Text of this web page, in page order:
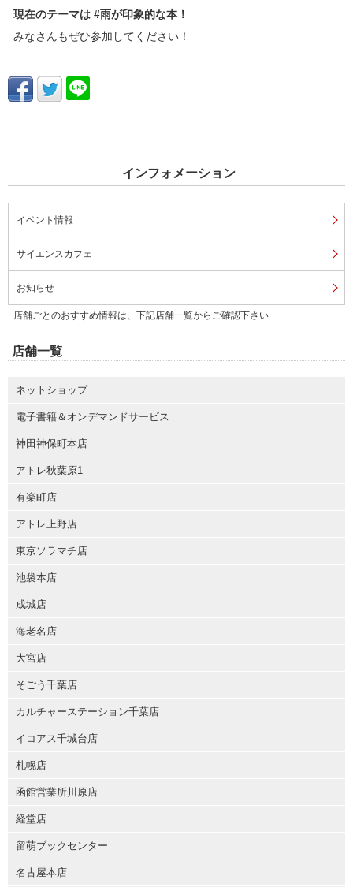
現在のテーマは #雨が印象的な本！
みなさんもぜひ参加してください！
インフォメーション
イベント情報
サイエンスカフェ
お知らせ
店舗ごとのおすすめ情報は、下記店舗一覧からご確認下さい
店舗一覧
ネットショップ
電子書籍＆オンデマンドサービス
神田神保町本店
アトレ秋葉原1
有楽町店
アトレ上野店
東京ソラマチ店
池袋本店
成城店
海老名店
大宮店
そごう千葉店
カルチャーステーション千葉店
イコアス千城台店
札幌店
函館営業所川原店
経堂店
留萌ブックセンター
名古屋本店